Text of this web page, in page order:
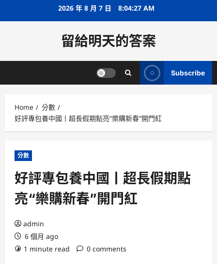
2026 年 8 月 7 日 8:04:27 AM
留給明天的答案
Subscribe
Home
分數
好評專包養中國丨超長假期點亮“樂購新春”開門紅
分數
好評專包養中國丨超長假期點
亮“樂購新春”開門紅
admin
6 個月 ago
1 minute read
0 comments